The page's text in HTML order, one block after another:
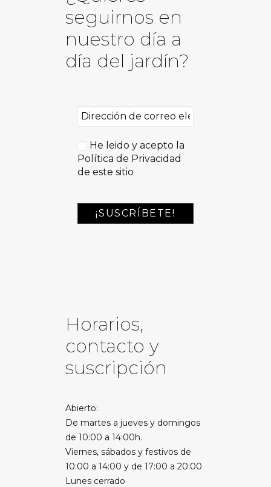
seguirnos en
nuestro día a
día del jardín?
He leido y acepto la
Política de Privacidad
de este sitio
Horarios,
contacto y
suscripción
Abierto:
De martes a jueves y domingos
de 10:00 a 14:00h.
Viernes, sábados y festivos de
10:00 a 14:00 y de 17:00 a 20:00
Lunes cerrado